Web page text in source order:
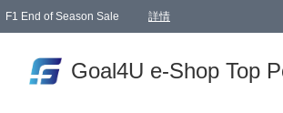
F1 End of Season Sale 詳情
Goal4U e-Shop Top